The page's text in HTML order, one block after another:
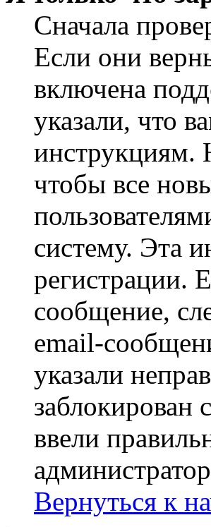
Сначала
Если они
включена
указали, что
инструкциям.
чтобы все
систему. Эта
регистрации.
сообщение,
email-
указали
ввели
Вернуться к